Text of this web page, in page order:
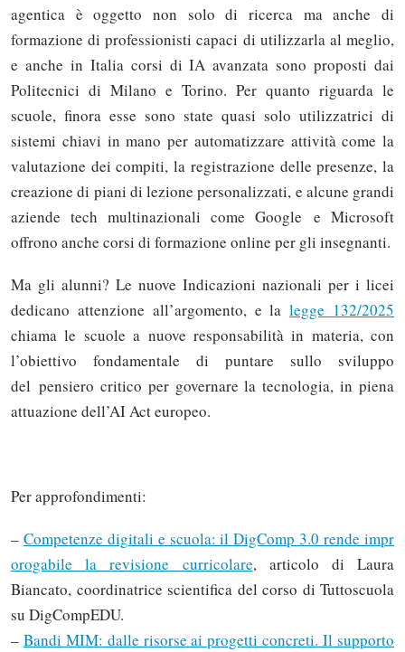
agentica è oggetto non solo di ricerca ma anche di
formazione di professionisti capaci di utilizzarla al meglio,
e anche in Italia corsi di IA avanzata sono proposti dai
Politecnici di Milano e Torino. Per quanto riguarda le
scuole, finora esse sono state quasi solo utilizzatrici di
sistemi chiavi in mano per automatizzare attività come la
valutazione dei compiti, la registrazione delle presenze, la
creazione di piani di lezione personalizzati, e alcune grandi
aziende tech multinazionali come Google e Microsoft
offrono anche corsi di formazione online per gli insegnanti.
Ma gli alunni? Le nuove Indicazioni nazionali per i licei
dedicano attenzione all’argomento, e lalegge 132/2025
chiama le scuole a nuove responsabilità in materia, con
l’obiettivo fondamentale di puntare sullo sviluppo
del pensiero critico per governare la tecnologia, in piena
attuazione dell’AI Act europeo.
Per approfondimenti:
– Competenze digitali e scuola: il DigComp 3.0 rende impr
orogabile la revisione curricolare, articolo di Laura
Biancato, coordinatrice scientifica del corso di Tuttoscuola
su DigCompEDU.
– Bandi MIM: dalle risorse ai progetti concreti. Il supporto